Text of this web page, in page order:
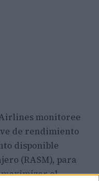
monitoree
de rendimiento
disponible
(RASM), para
el